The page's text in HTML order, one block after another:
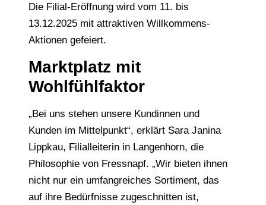
Die Filial-Eröffnung wird vom 11. bis
13.12.2025 mit attraktiven Willkommens-
Aktionen gefeiert.
Marktplatz mit
Wohlfühlfaktor
„Bei uns stehen unsere Kundinnen und
Kunden im Mittelpunkt“, erklärt Sara Janina
Lippkau, Filialleiterin in Langenhorn, die
Philosophie von Fressnapf. „Wir bieten ihnen
nicht nur ein umfangreiches Sortiment, das
auf ihre Bedürfnisse zugeschnitten ist,